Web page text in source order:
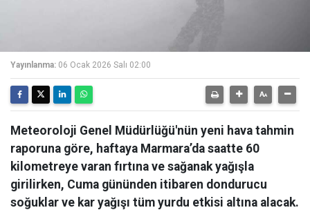
Yayınlanma: 06 Ocak 2026 Salı 02:00
Meteoroloji Genel Müdürlüğü'nün yeni hava tahmin
raporuna göre, haftaya Marmara’da saatte 60
kilometreye varan fırtına ve sağanak yağışla
girilirken, Cuma gününden itibaren dondurucu
soğuklar ve kar yağışı tüm yurdu etkisi altına alacak.